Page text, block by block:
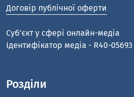
Договір публічної оферти
Cуб'єкт у сфері онлайн-медіа
Ідентифікатор медіа - R40-05693
Розділи